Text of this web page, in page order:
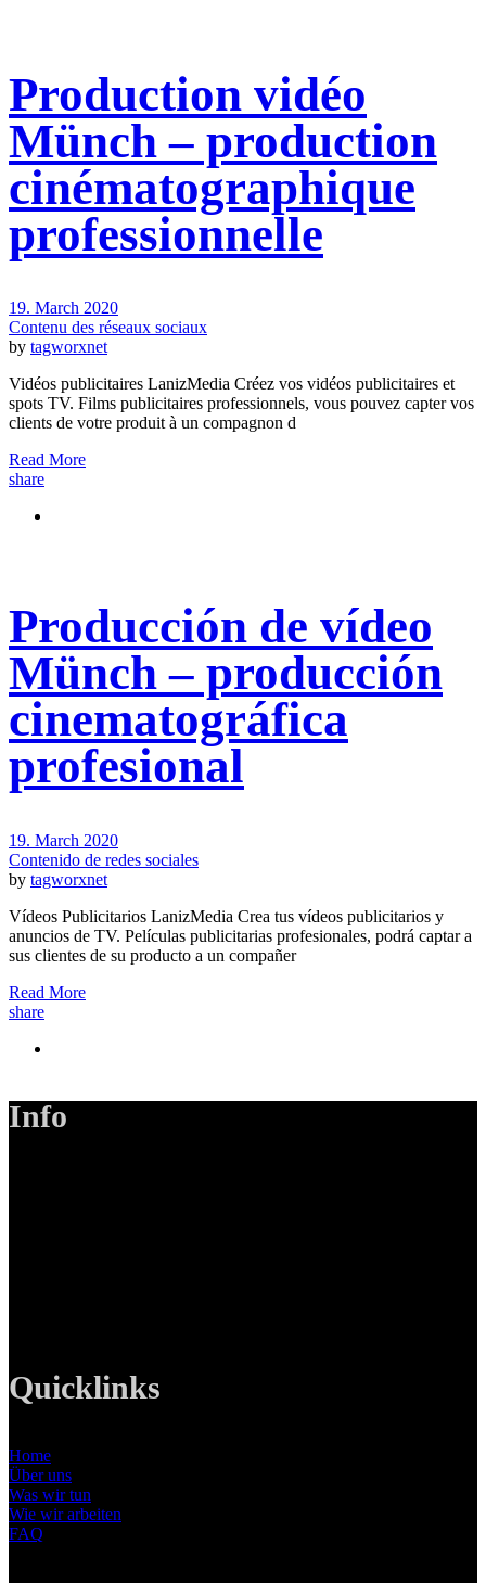
Production vidéo
Münch – production
cinématographique
professionnelle
19. March 2020
Contenu des réseaux sociaux
by tagworxnet
Vidéos publicitaires LanizMedia Créez vos vidéos publicitaires et
spots TV. Films publicitaires professionnels, vous pouvez capter vos
clients de votre produit à un compagnon d
Read More
share
Producción de vídeo
Münch – producción
cinematográfica
profesional
19. March 2020
Contenido de redes sociales
by tagworxnet
Vídeos Publicitarios LanizMedia Crea tus vídeos publicitarios y
anuncios de TV. Películas publicitarias profesionales, podrá captar a
sus clientes de su producto a un compañer
Read More
share
Info
Quicklinks
Home
Über uns
Was wir tun
Wie wir arbeiten
FAQ